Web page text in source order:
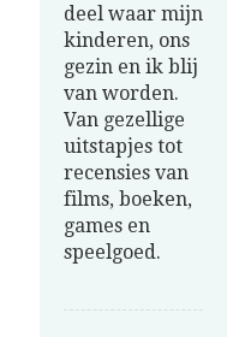
deel waar mijn
kinderen, ons
gezin en ik blij
van worden.
Van gezellige
uitstapjes tot
recensies van
films, boeken,
games en
speelgoed.